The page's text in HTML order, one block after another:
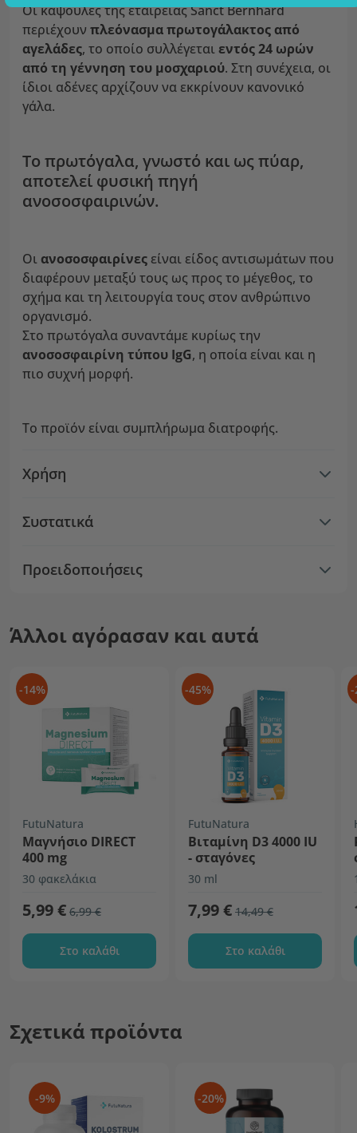
Οι κάψουλες της εταιρείας Sanct Bernhard
περιέχουν πλεόνασμα πρωτογάλακτος από
αγελάδες, το οποίο συλλέγεταιεντός 24 ωρών
από τη γέννηση του μοσχαριού. Στη συνέχεια, οι
ίδιοι αδένες αρχίζουν να εκκρίνουν κανονικό
γάλα.
Το πρωτόγαλα, γνωστό και ως πύαρ,
αποτελεί φυσική πηγή
ανοσοσφαιρινών.
Οι ανοσοσφαιρίνες είναι είδος αντισωμάτων που
διαφέρουν μεταξύ τους ως προς το μέγεθος, το
σχήμα και τη λειτουργία τους στον ανθρώπινο
οργανισμό.
Στο πρωτόγαλα συναντάμε κυρίως την
ανοσοσφαιρίνη τύπου IgG, η οποία είναι και η
πιο συχνή μορφή.
Το προϊόν είναι συμπλήρωμα διατροφής.
Χρήση
Συστατικά
Προειδοποιήσεις
Άλλοι αγόρασαν και αυτά
-14%
FutuNatura
Μαγνήσιο DIRECT
400 mg
30 φακελάκια
5,99 € 6,99 €
Στο καλάθι
-45%
FutuNatura
Βιταμίνη D3 4000 IU
- σταγόνες
30 ml
7,99 € 14,49 €
Στο καλάθι
-
Σχετικά προϊόντα
-9% -20%